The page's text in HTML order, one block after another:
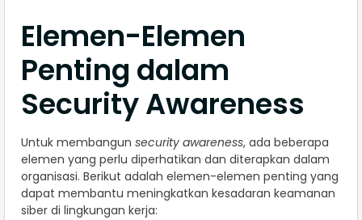
Elemen-Elemen
Penting dalam
Security Awareness
Untuk membangun security awareness, ada beberapa
elemen yang perlu diperhatikan dan diterapkan dalam
organisasi. Berikut adalah elemen-elemen penting yang
dapat membantu meningkatkan kesadaran keamanan
siber di lingkungan kerja: